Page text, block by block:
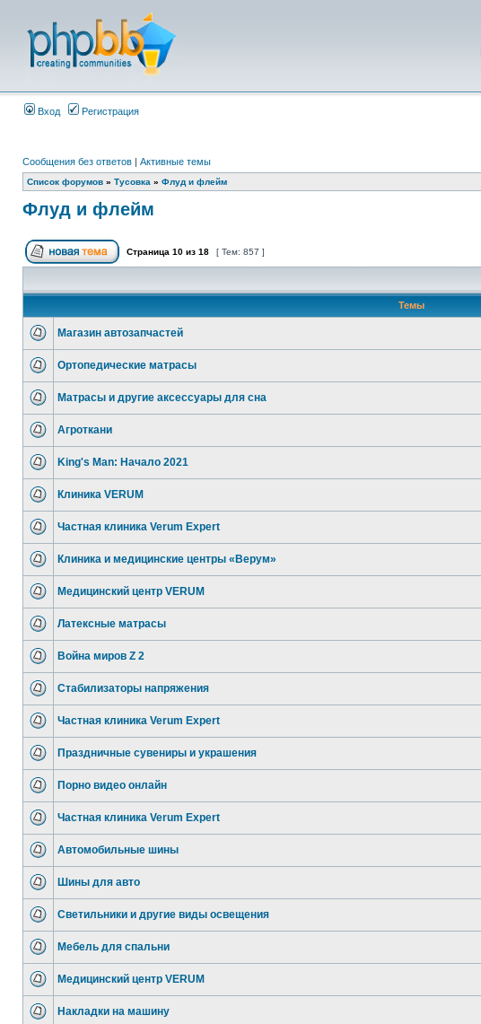
Вход Регистрация
Сообщения без ответов | Активные темы
Список форумов » Тусовка » Флуд и флейм
Флуд и флейм
Страница 10 из 18 [ Тем: 857 ]
Темы
Магазин автозапчастей
Ортопедические матрасы
Матрасы и другие аксессуары для сна
Агроткани
King's Man: Начало 2021
Клиника VERUM
Частная клиника Verum Expert
Клиника и медицинские центры «Верум»
Медицинский центр VERUM
Латексные матрасы
Война миров Z 2
Стабилизаторы напряжения
Частная клиника Verum Expert
Праздничные сувениры и украшения
Порно видео онлайн
Частная клиника Verum Expert
Автомобильные шины
Шины для авто
Светильники и другие виды освещения
Мебель для спальни
Медицинский центр VERUM
Накладки на машину